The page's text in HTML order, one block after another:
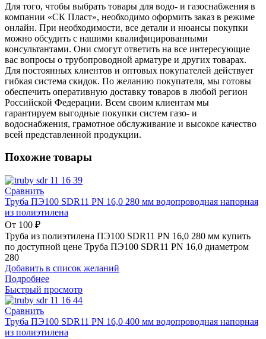
Для того, чтобы выбрать товары для водо- и газоснабжения в
компании «СК Пласт», необходимо оформить заказ в режиме
онлайн. При необходимости, все детали и нюансы покупки
можно обсудить с нашими квалифицированными
консультантами. Они смогут ответить на все интересующие
вас вопросы о трубопроводной арматуре и других товарах.
Для постоянных клиентов и оптовых покупателей действует
гибкая система скидок. По желанию покупателя, мы готовы
обеспечить оперативную доставку товаров в любой регион
Российской Федерации. Всем своим клиентам мы
гарантируем выгодные покупки систем газо- и
водоснабжения, грамотное обслуживание и высокое качество
всей представленной продукции.
Похожие товары
Сравнить
Труба ПЭ100 SDR11 PN 16,0 280 мм водопроводная напорная
из полиэтилена
От 100 ₽
Труба из полиэтилена ПЭ100 SDR11 PN 16,0 280 мм купить
по доступной цене Труба ПЭ100 SDR11 PN 16,0 диаметром
280
Добавить в список желаний
Подробнее
Быстрый просмотр
Сравнить
Труба ПЭ100 SDR11 PN 16,0 400 мм водопроводная напорная
из полиэтилена